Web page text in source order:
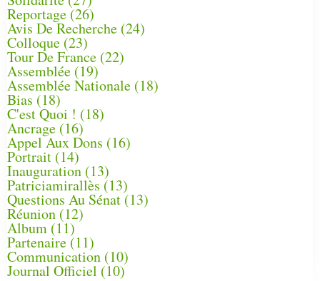
Reportage(26)
Avis De Recherche (24)
Colloque (23)
Tour De France (22)
Assemblée (19)
Assemblée Nationale (18)
Bias (18)
C'est Quoi ! (18)
Ancrage (16)
Appel Aux Dons (16)
Portrait (14)
Inauguration (13)
Patriciamirallès (13)
Questions Au Sénat(13)
Réunion (12)
Album (11)
Partenaire(11)
Communication (10)
Journal Officiel (10)